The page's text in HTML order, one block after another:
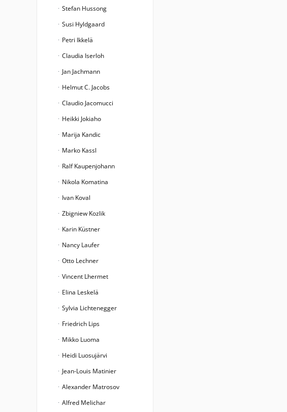
Stefan Hussong
Susi Hyldgaard
Petri Ikkelä
Claudia Iserloh
Jan Jachmann
Helmut C. Jacobs
Claudio Jacomucci
Heikki Jokiaho
Marija Kandic
Marko Kassl
Ralf Kaupenjohann
Nikola Komatina
Ivan Koval
Zbigniew Kozlik
Karin Küstner
Nancy Laufer
Otto Lechner
Vincent Lhermet
Elina Leskelä
Sylvia Lichtenegger
Friedrich Lips
Mikko Luoma
Heidi Luosujärvi
Jean-Louis Matinier
Alexander Matrosov
Alfred Melichar